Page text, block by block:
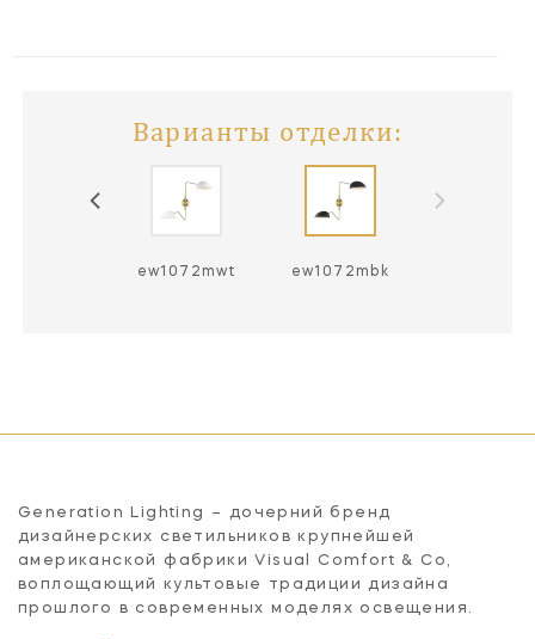
Варианты отделки:
ew1072mwt ew1072mbk
Generation Lighting – дочерний бренд
дизайнерских светильников крупнейшей
американской фабрики Visual Comfort & Co,
воплощающий культовые традиции дизайна
прошлого в современных моделях освещения.